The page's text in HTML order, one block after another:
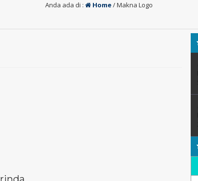
Anda ada di : Home/Makna Logo